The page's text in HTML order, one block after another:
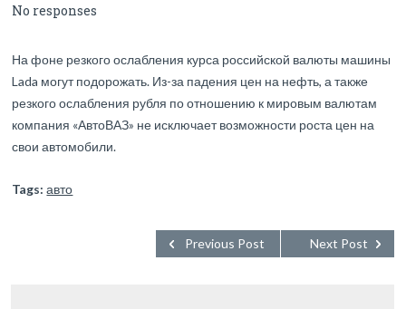
No responses
На фоне резкого ослабления курса российской валюты машины
Lada могут подорожать. Из-за падения цен на нефть, а также
резкого ослабления рубля по отношению к мировым валютам
компания «АвтоВАЗ» не исключает возможности роста цен на
свои автомобили.
Tags: авто
Next Post
Previous Post